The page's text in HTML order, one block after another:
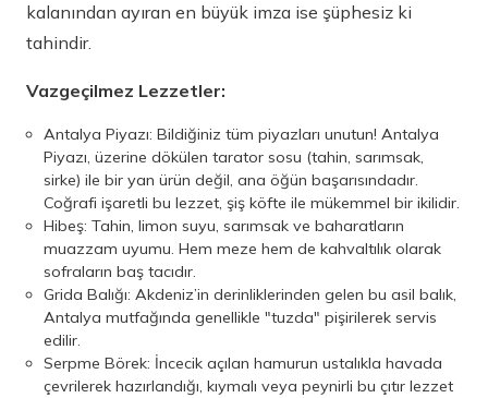
kalanından ayıran en büyük imza ise şüphesiz ki
tahindir.
Vazgeçilmez Lezzetler:
Antalya Piyazı: Bildiğiniz tüm piyazları unutun! Antalya
Piyazı, üzerine dökülen tarator sosu (tahin, sarımsak,
sirke) ile bir yan ürün değil, ana öğün başarısındadır.
Coğrafi işaretli bu lezzet, şiş köfte ile mükemmel bir ikilidir.
Hibeş: Tahin, limon suyu, sarımsak ve baharatların
muazzam uyumu. Hem meze hem de kahvaltılık olarak
sofraların baş tacıdır.
Grida Balığı: Akdeniz’in derinliklerinden gelen bu asil balık,
Antalya mutfağında genellikle "tuzda" pişirilerek servis
edilir.
Serpme Börek: İncecik açılan hamurun ustalıkla havada
çevrilerek hazırlandığı, kıymalı veya peynirli bu çıtır lezzet